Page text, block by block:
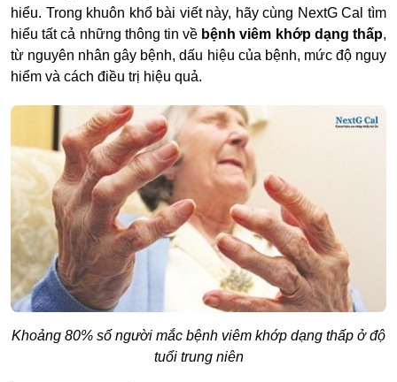
hiểu. Trong khuôn khổ bài viết này, hãy cùng NextG Cal tìm
hiểu tất cả những thông tin về bệnhviêm khớp dạng thấp,
từ nguyên nhân gây bệnh, dấu hiệu của bệnh, mức độ nguy
hiểm và cách điều trị hiệu quả.
Khoảng 80% số người mắc bệnh viêm khớp dạng thấp ở độ
tuổi trung niên